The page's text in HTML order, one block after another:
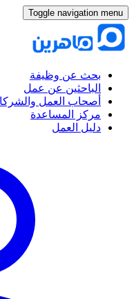
Toggle navigation menu
بحث عن وظيفة
الباحثين عن عمل
أصحاب العمل
مركز المساعدة
دليل العمل